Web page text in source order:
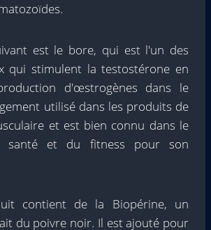
est le bore, qui est l'un des
qui stimulent la testostérone en
d'œstrogènes dans le
utilisé dans les produits de
et est bien connu dans le
santé et du fitness pour son
contient de la Biopérine, un
du poivre noir. Il est ajouté pour